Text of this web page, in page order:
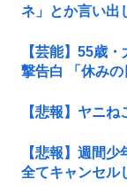
ネ」とか言い出
【芸能】55歳
撃告白 「休み
【悲報】ヤニ
【悲報】週間
全てキャンセル